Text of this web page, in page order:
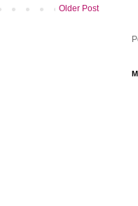
Older Post